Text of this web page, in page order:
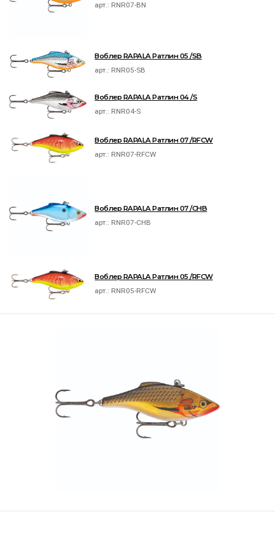
арт.: RNR07-BN
Воблер RAPALA Ратлин 05 /SB
арт.: RNR05-SB
Воблер RAPALA Ратлин 04 /S
арт.: RNR04-S
Воблер RAPALA Ратлин 07 /RFCW
арт.: RNR07-RFCW
Воблер RAPALA Ратлин 07 /CHB
арт.: RNR07-CHB
Воблер RAPALA Ратлин 05 /RFCW
арт.: RNR05-RFCW